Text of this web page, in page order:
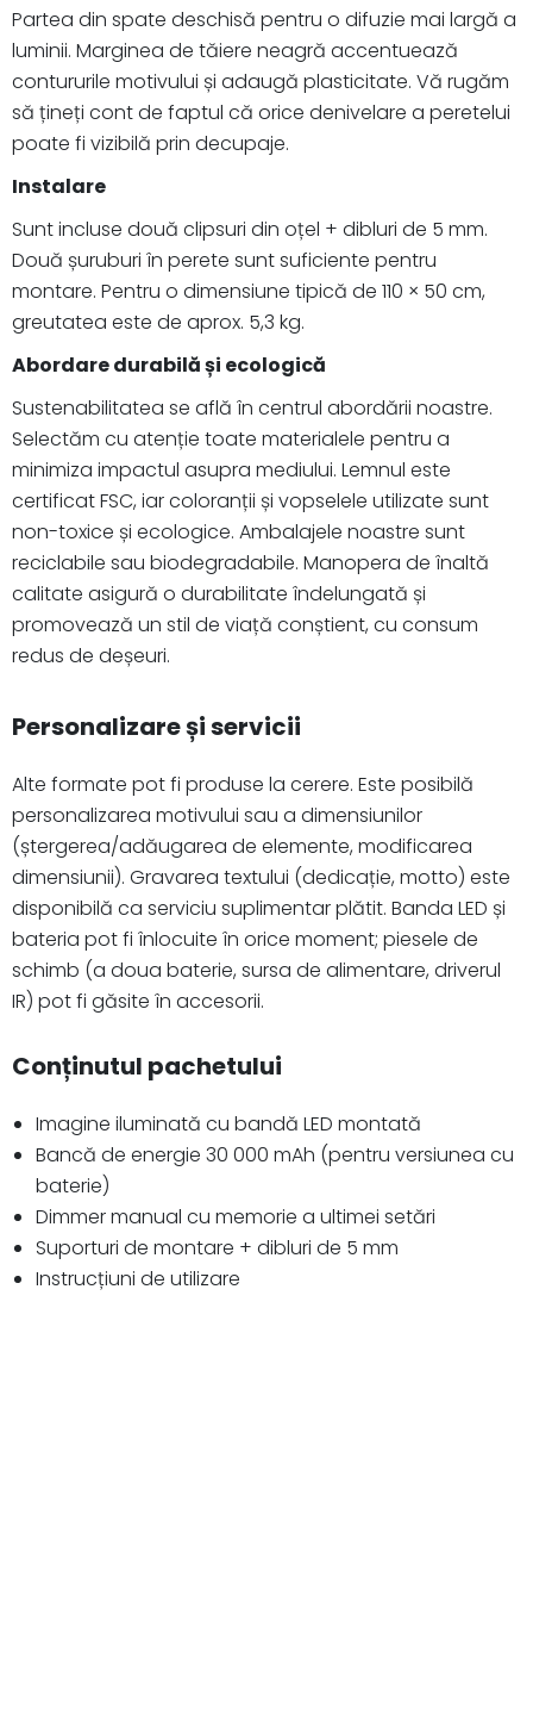
Partea din spate deschisă pentru o difuzie mai largă a
luminii. Marginea de tăiere neagră accentuează
contururile motivului și adaugă plasticitate. Vă rugăm
să țineți cont de faptul că orice denivelare a peretelui
poate fi vizibilă prin decupaje.
Instalare
Sunt incluse două clipsuri din oțel + dibluri de 5 mm.
Două șuruburi în perete sunt suficiente pentru
montare. Pentru o dimensiune tipică de 110 × 50 cm,
greutatea este de aprox. 5,3 kg.
Abordare durabilă și ecologică
Sustenabilitatea se află în centrul abordării noastre.
Selectăm cu atenție toate materialele pentru a
minimiza impactul asupra mediului. Lemnul este
certificat FSC, iar coloranții și vopselele utilizate sunt
non-toxice și ecologice. Ambalajele noastre sunt
reciclabile sau biodegradabile. Manopera de înaltă
calitate asigură o durabilitate îndelungată și
promovează un stil de viață conștient, cu consum
redus de deșeuri.
Personalizare și servicii
Alte formate pot fi produse la cerere. Este posibilă
personalizarea motivului sau a dimensiunilor
(ștergerea/adăugarea de elemente, modificarea
dimensiunii). Gravarea textului (dedicație, motto) este
disponibilă ca serviciu suplimentar plătit. Banda LED și
bateria pot fi înlocuite în orice moment; piesele de
schimb (a doua baterie, sursa de alimentare, driverul
IR) pot fi găsite în accesorii.
Conținutul pachetului
Imagine iluminată cu bandă LED montată
Bancă de energie 30 000 mAh (pentru versiunea cu
baterie)
Dimmer manual cu memorie a ultimei setări
Suporturi de montare + dibluri de 5 mm
Instrucțiuni de utilizare